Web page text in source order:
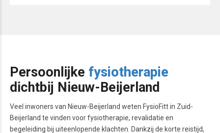
Persoonlijke fysiotherapie
dichtbij Nieuw-Beijerland
Veel inwoners van Nieuw-Beijerland weten FysioFitt in Zuid-
Beijerland te vinden voor fysiotherapie, revalidatie en
begeleiding bij uiteenlopende klachten. Dankzij de korte reistijd,